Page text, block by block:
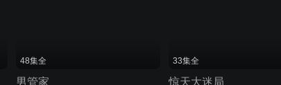
48集全
男管家
33集全
惊天大迷局